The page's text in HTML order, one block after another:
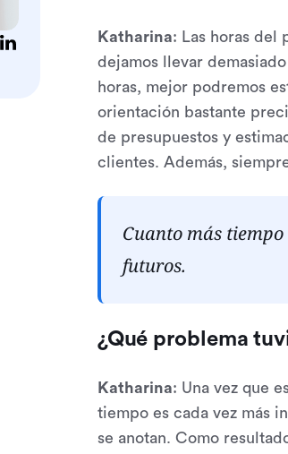
Katharina: Las horas del
dejamos llevar
horas, mejor podremos
orientación bastante
de presupuestos y
clientes. Además,
Cuanto más
futuros.
¿Qué problema
Katharina: Una vez que
tiempo es cada vez más
se anotan. Como